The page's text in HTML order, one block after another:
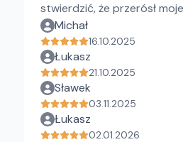
stwierdzić, że przerósł
Michał
16.10.2025
Łukasz
21.10.2025
Sławek
03.11.2025
Łukasz
02.01.2026